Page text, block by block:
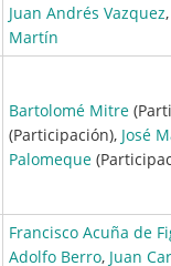
Juan Andrés Vazquez,
Martín
Bartolomé Mitre
(Participación), José
Palomeque
Francisco Acuña de
Adolfo Berro, Juan